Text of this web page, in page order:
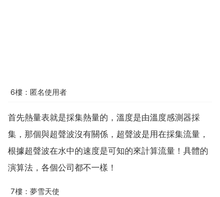
6樓：匿名使用者
首先熱量表就是採集熱量的，溫度是由溫度感測器採
集，那個與超聲波沒有關係，超聲波是用在採集流量，
根據超聲波在水中的速度是可知的來計算流量！具體的
演算法，各個公司都不一樣！
7樓：夢雪天使